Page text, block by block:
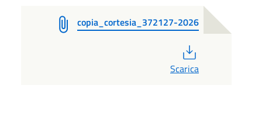
copia_cortesia_372127-2026
Scarica